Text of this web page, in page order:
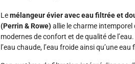
Lemélangeur évier avec eau filtrée et
(Perrin & Rowe)allie le charme
modernes de confort et de qualité de
l’eau chaude, l’eau froide ainsi qu’une